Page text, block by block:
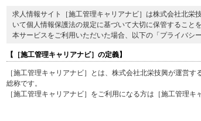
求人情報サイト［施工管理キャリアナビ］は株式会社北栄
いて個人情報保護法の規定に基づいて大切に保管すること
本サービスをご利用いただいた場合、以下の「プライバシ
【［施工管理キャリアナビ］の定義】
［施工管理キャリアナビ］とは、株式会社北栄技興が運営
総称です。
［施工管理キャリアナビ］をご利用になる方は［施工管理